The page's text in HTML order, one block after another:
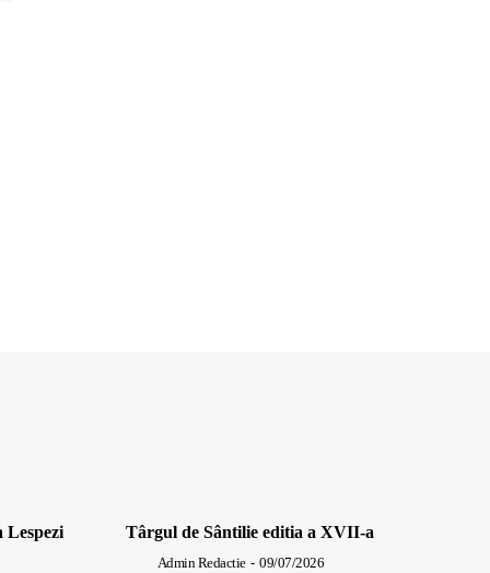
Lespezi Târgul de Sântilie editia a XVII-a
Admin Redactie - 09/07/2026